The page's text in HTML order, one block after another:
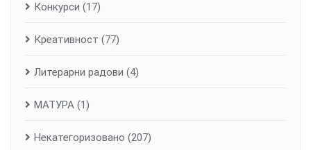
Конкурси (17)
Креативност (77)
Литерарни радови (4)
МАТУРА (1)
Некатегоризовано (207)